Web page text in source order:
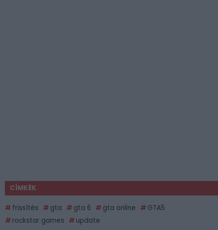
CÍMKÉK
frissítés gta gta 6 gta online
GTA5
rockstar games
update